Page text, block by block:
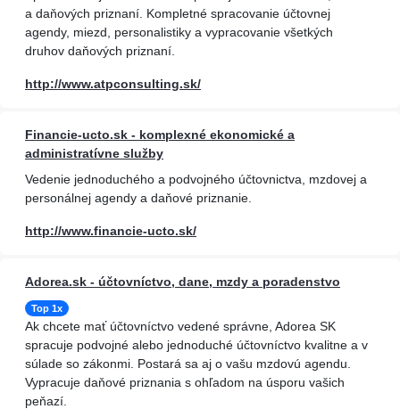
a daňových priznaní. Kompletné spracovanie účtovnej
agendy, miezd, personalistiky a vypracovanie všetkých
druhov daňových priznaní.
http://www.atpconsulting.sk/
Financie-ucto.sk - komplexné ekonomické a
administratívne služby
Vedenie jednoduchého a podvojného účtovnictva, mzdovej a
personálnej agendy a daňové priznanie.
http://www.financie-ucto.sk/
Adorea.sk - účtovníctvo, dane, mzdy a poradenstvo
Top 1x
Ak chcete mať účtovníctvo vedené správne, Adorea SK
spracuje podvojné alebo jednoduché účtovníctvo kvalitne a v
súlade so zákonmi. Postará sa aj o vašu mzdovú agendu.
Vypracuje daňové priznania s ohľadom na úsporu vašich
peňazí.